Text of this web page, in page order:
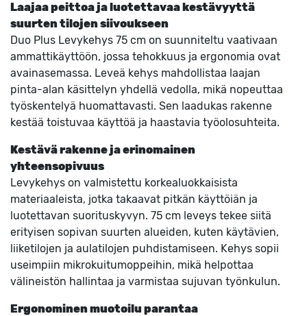
Laajaa peittoa ja luotettavaa kestävyyttä
suurten tilojen siivoukseen
Duo Plus Levykehys 75 cm on suunniteltu vaativaan
ammattikäyttöön, jossa tehokkuus ja ergonomia ovat
avainasemassa. Leveä kehys mahdollistaa laajan
pinta-alan käsittelyn yhdellä vedolla, mikä nopeuttaa
työskentelyä huomattavasti. Sen laadukas rakenne
kestää toistuvaa käyttöä ja haastavia työolosuhteita.
Kestävä rakenne ja erinomainen
yhteensopivuus
Levykehys on valmistettu korkealuokkaisista
materiaaleista, jotka takaavat pitkän käyttöiän ja
luotettavan suorituskyvyn. 75 cm leveys tekee siitä
erityisen sopivan suurten alueiden, kuten käytävien,
liiketilojen ja aulatilojen puhdistamiseen. Kehys sopii
useimpiin mikrokuitumoppeihin, mikä helpottaa
välineistön hallintaa ja varmistaa sujuvan työnkulun.
Ergonominen muotoilu parantaa